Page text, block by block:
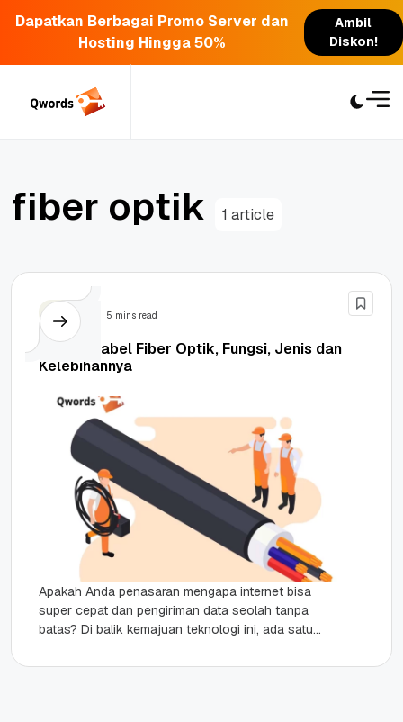
Dapatkan Berbagai Promo Server dan
Hosting Hingga 50%
Ambil
Diskon!
fiber optik 1 article
Berita 5 mins read
Apa Itu Kabel Fiber Optik, Fungsi, Jenis dan
Kelebihannya
Apakah Anda penasaran mengapa internet bisa
super cepat dan pengiriman data seolah tanpa
batas? Di balik kemajuan teknologi ini, ada satu